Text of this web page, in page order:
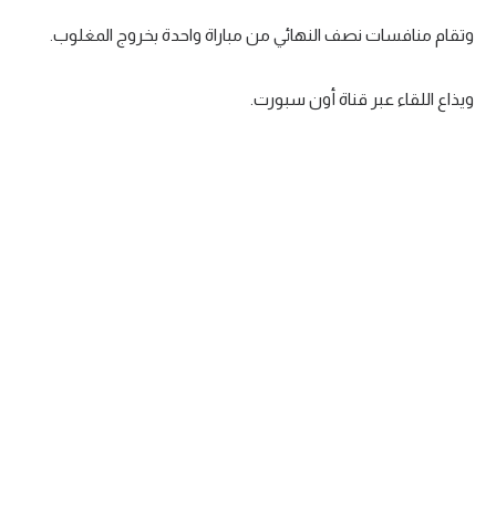
تحليل في الجول
حكايات في الجول
وتقام منافسات نصف النهائي من مباراة واحدة بخروج المغلوب.
ويذاع اللقاء عبر قناة أون سبورت.